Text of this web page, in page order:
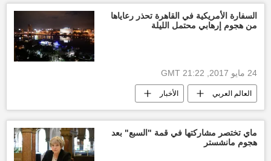
السفارة الأمريكية في القاهرة تحذر رعاياها
من هجوم إرهابي محتمل الليلة
24 مايو 2017, 21:22 GMT
العالم العربي الأخبار
تنظيم حسم الإرهابي تحذير إرهاب
أخبار مصر الآن الولايات المتحدة الأمريكية
ماي تختصر مشاركتها في قمة "السبع" بعد
هجوم مانشستر